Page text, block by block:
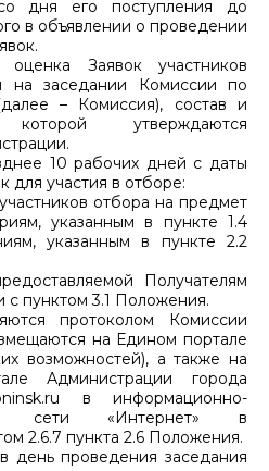
дня его поступления до
в объявлении о проведении
Заявок участников
на заседании Комиссии по
– Комиссия), состав и
утверждаются
10 рабочих дней с даты
для участия в отборе:
отбора на предмет
указанным в пункте 1.4
указанным в пункте 2.2
Получателям
с пунктом 3.1 Положения.
протоколом Комиссии
на Едином портале
возможностей), а также на
Администрации города
в информационно-
сети «Интернет» в
2.6.7 пункта 2.6 Положения.
день проведения заседания